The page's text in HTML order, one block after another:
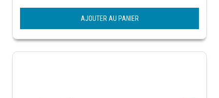
AJOUTER AU PANIER